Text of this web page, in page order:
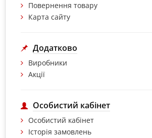
Повернення товару
Карта сайту
Додатково
Виробники
Акції
Особистий кабінет
Особистий кабінет
Історія замовлень